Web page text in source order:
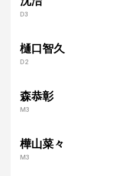
D3
樋口智久
D2
森恭彰
M3
樺山菜々
M3